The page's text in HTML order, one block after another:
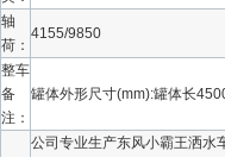
轴
荷：
4155/9850
整车
备
注：
罐体外形尺寸(mm):罐体长
公司专业生产东风小霸王洒水